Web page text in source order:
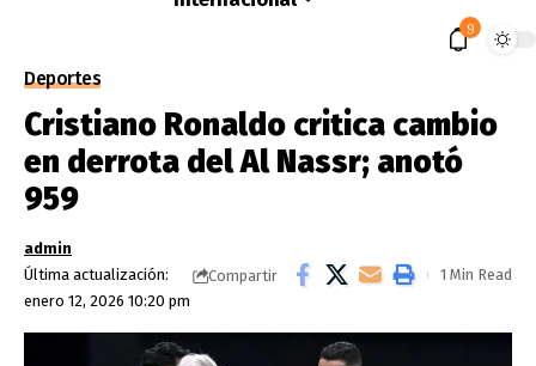
9
Deportes
Cristiano Ronaldo critica cambio
en derrota del Al Nassr; anotó
959
Última actualización:
enero 12, 2026 10:20 pm
admin
Compartir
1 Min Read